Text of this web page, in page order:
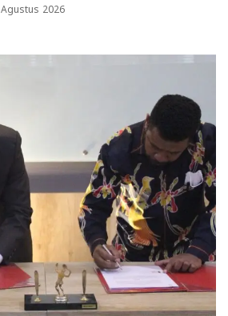
2026